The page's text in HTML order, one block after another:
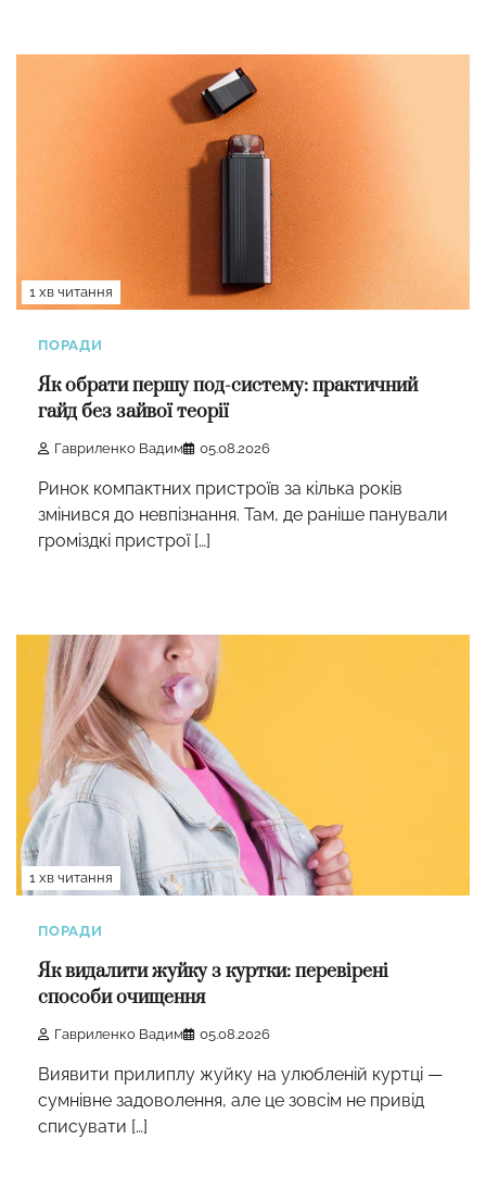
1 хв читання
ПОРАДИ
Як обрати першу под-систему: практичний
гайд без зайвої теорії
Гавриленко Вадим 05.08.2026
Ринок компактних пристроїв за кілька років
змінився до невпізнання. Там, де раніше панували
громіздкі пристрої […]
1 хв читання
ПОРАДИ
Як видалити жуйку з куртки: перевірені
способи очищення
Гавриленко Вадим 05.08.2026
Виявити прилиплу жуйку на улюбленій куртці —
сумнівне задоволення, але це зовсім не привід
списувати […]